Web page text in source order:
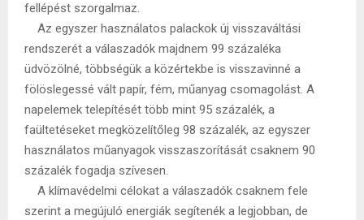
fellépést szorgalmaz.
Az egyszer használatos palackok új visszaváltási
rendszerét a válaszadók majdnem 99 százaléka
üdvözölné, többségük a közértekbe is visszavinné a
fölöslegessé vált papír, fém, műanyag csomagolást. A
napelemek telepítését több mint 95 százalék, a
faültetéseket megközelítőleg 98 százalék, az egyszer
használatos műanyagok visszaszorítását csaknem 90
százalék fogadja szívesen.
A klímavédelmi célokat a válaszadók csaknem fele
szerint a megújuló energiák segítenék a legjobban, de